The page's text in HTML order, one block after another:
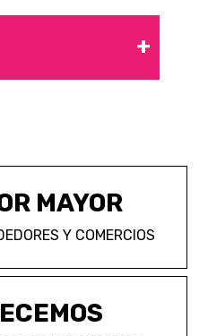
+
MAYOR
Y COMERCIOS